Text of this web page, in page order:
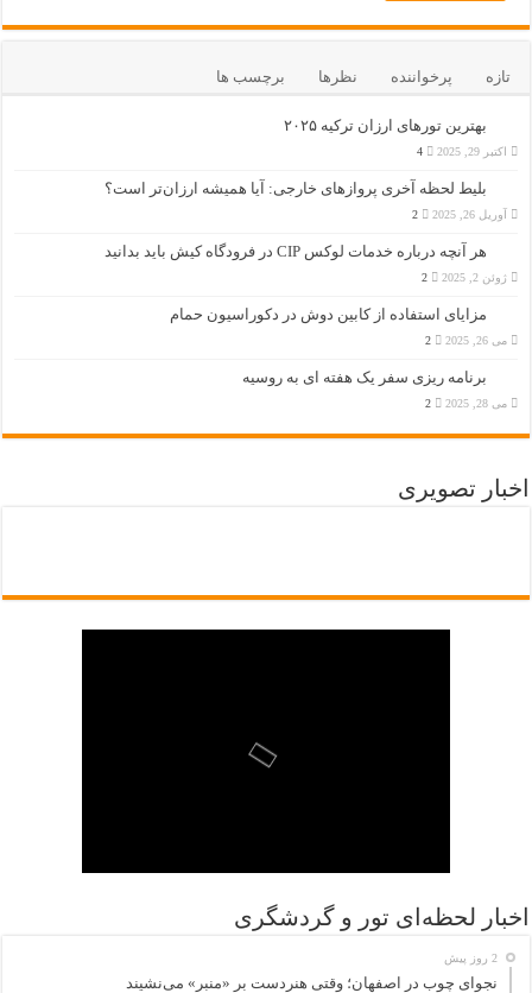
تازه پرخواننده نظرها برچسب ها
بهترین تورهای ارزان ترکیه ۲۰۲۵
اکتبر 29, 2025 4
بلیط لحظه آخری پروازهای خارجی: آیا همیشه ارزان‌تر است؟
آوریل 26, 2025 2
هر آنچه درباره خدمات لوکس CIP در فرودگاه‌ کیش باید بدانید
ژوئن 2, 2025 2
مزایای استفاده از کابین دوش در دکوراسیون حمام
می 26, 2025 2
برنامه ریزی سفر یک هفته ای به روسیه
می 28, 2025 2
اخبار تصویری
اخبار لحظه‌ای تور و گردشگری
2 روز پیش
نجوای چوب در اصفهان؛ وقتی هنردست بر «منبر» می‌نشیند